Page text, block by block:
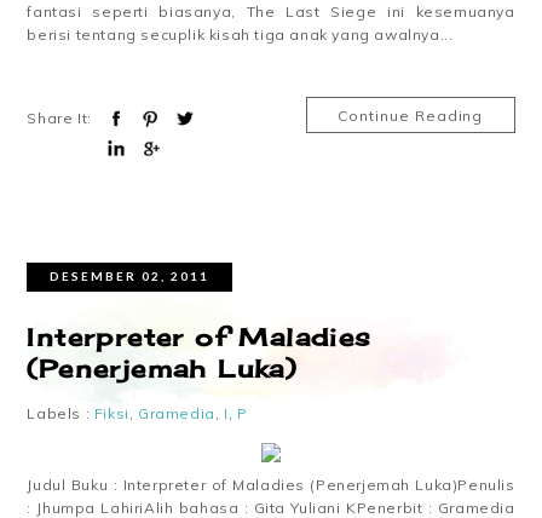
fantasi seperti biasanya, The Last Siege ini kesemuanya
berisi tentang secuplik kisah tiga anak yang awalnya...
Share It: Continue Reading
DESEMBER 02, 2011
Interpreter of Maladies
(Penerjemah Luka)
Labels : Fiksi , Gramedia , I , P
Judul Buku : Interpreter of Maladies (Penerjemah Luka)Penulis
: Jhumpa LahiriAlih bahasa : Gita Yuliani KPenerbit : Gramedia